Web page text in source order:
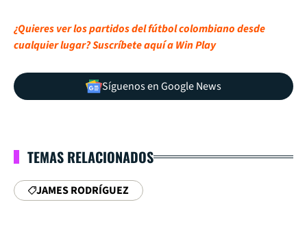
¿Quieres ver los partidos del fútbol colombiano desde
cualquier lugar? Suscríbete aquí a Win Play
Síguenos en Google News
TEMAS RELACIONADOS
JAMES RODRÍGUEZ